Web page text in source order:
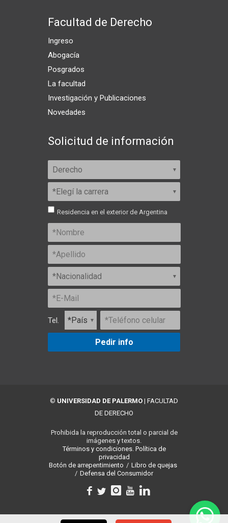
Facultad de Derecho
Ingreso
Abogacía
Posgrados
La facultad
Investigación y Publicaciones
Novedades
Solicitud de información
Residencia en el exterior de Argentina
Tel.
Pedir info
© UNIVERSIDAD DE PALERMO | FACULTAD
DE DERECHO
Prohibida la reproducción total o parcial de
imágenes y textos.
Términos y condiciones. Política de
privacidad
Botón de arrepentimiento / Libro de quejas
/ Defensa del Consumidor